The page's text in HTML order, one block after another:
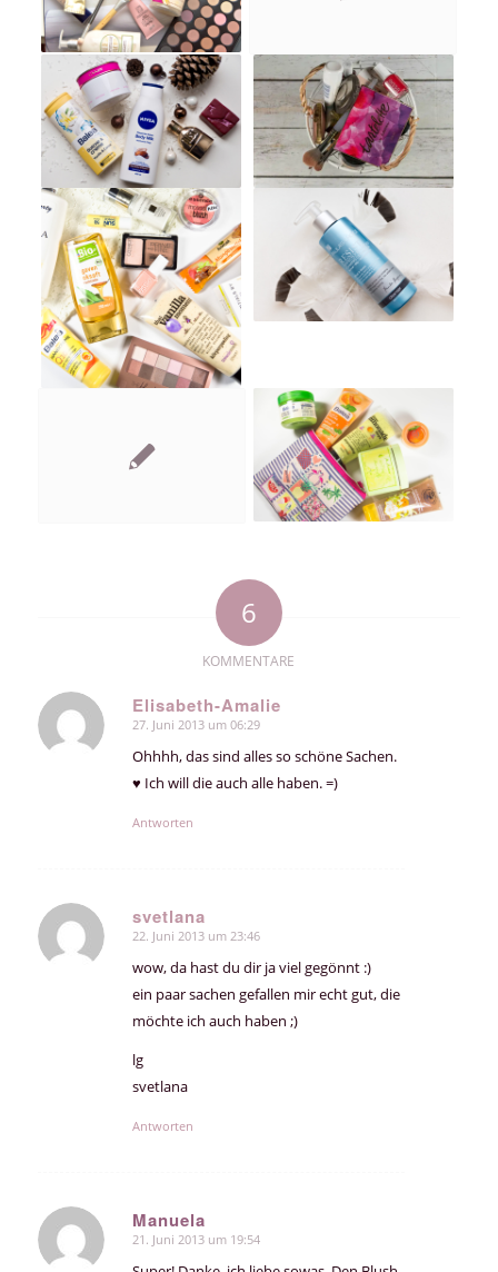
6
KOMMENTARE
Elisabeth-Amalie
sagte:
27. Juni 2013 um 06:29
Ohhhh, das sind alles so schöne Sachen.
♥ Ich will die auch alle haben. =)
Antworten
svetlana
sagte:
22. Juni 2013 um 23:46
wow, da hast du dir ja viel gegönnt :)
ein paar sachen gefallen mir echt gut, die
möchte ich auch haben ;)
lg
svetlana
Antworten
Manuela
sagte:
21. Juni 2013 um 19:54